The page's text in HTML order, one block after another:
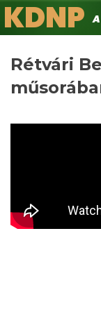
Ugrás
a
Keresés
KDNP
A
Rétvári